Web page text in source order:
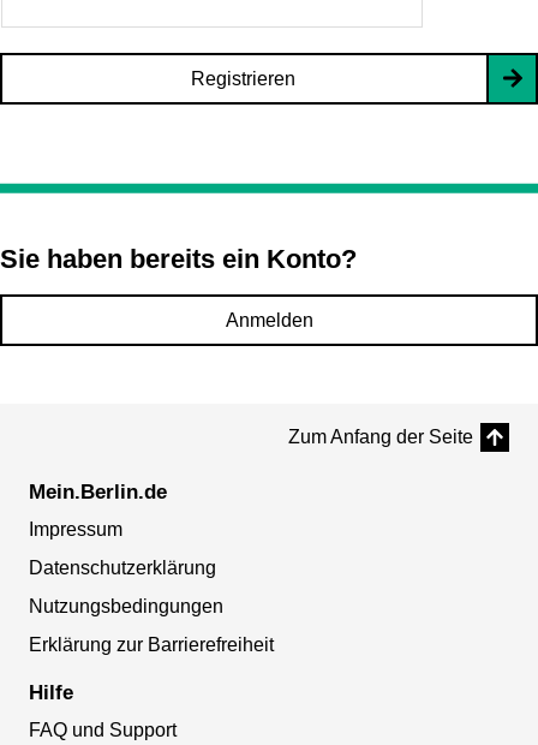
Registrieren
Sie haben bereits ein Konto?
Anmelden
Zum Anfang der Seite
Mein.Berlin.de
Impressum
Datenschutzerklärung
Nutzungsbedingungen
Erklärung zur Barrierefreiheit
Hilfe
FAQ und Support